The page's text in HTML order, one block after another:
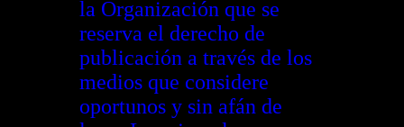
la Organización que se
reserva el derecho de
publicación a través de los
medios que considere
oportunos y sin afán de